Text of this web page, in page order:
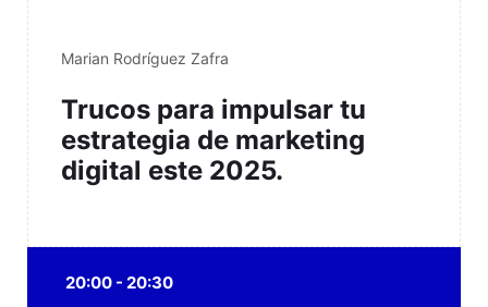
Marian Rodríguez Zafra
Trucos para impulsar tu
estrategia de marketing
digital este 2025.
20:00 - 20:30